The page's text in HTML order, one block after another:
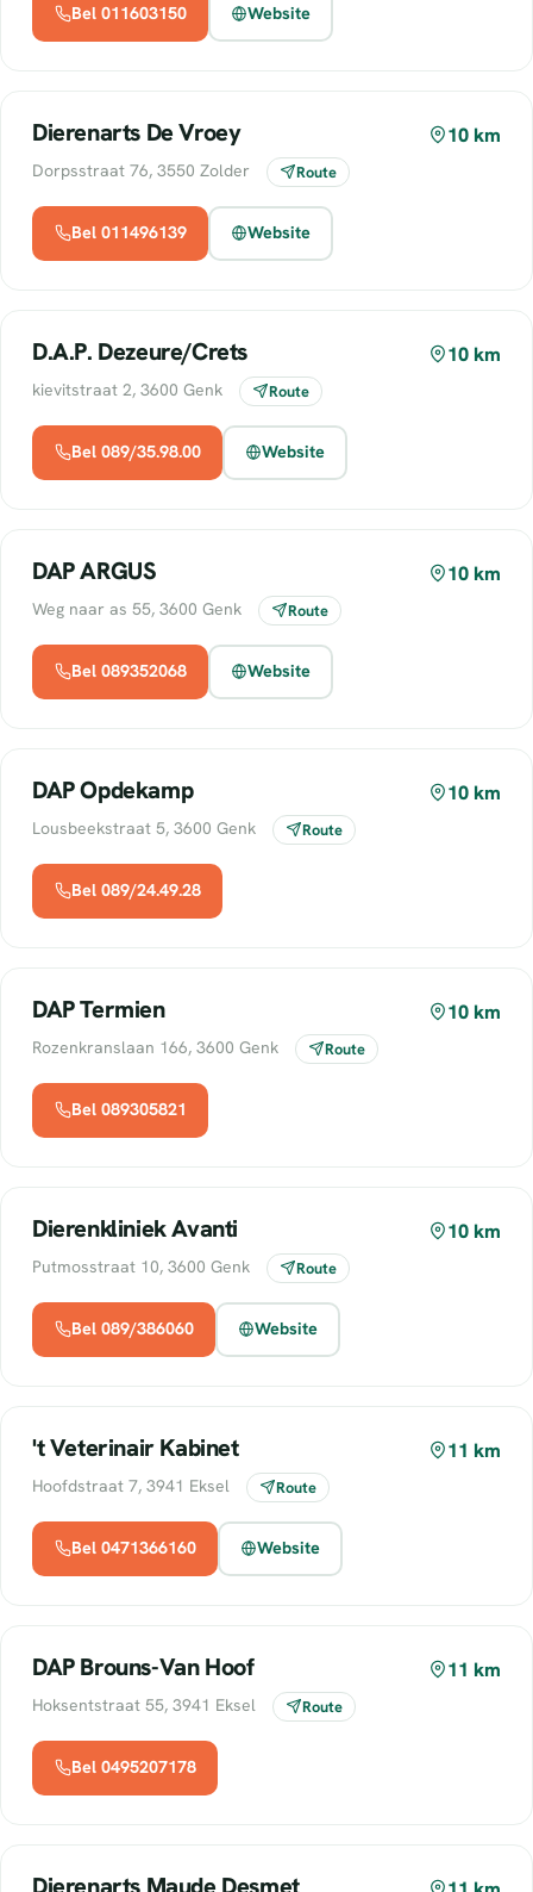
Bel 011603150 Website
Dierenarts De Vroey 10 km
Dorpsstraat 76, 3550 Zolder Route
Bel 011496139 Website
D.A.P. Dezeure/Crets 10 km
kievitstraat 2, 3600 Genk Route
Bel 089/35.98.00 Website
DAP ARGUS 10 km
Weg naar as 55, 3600 Genk Route
Bel 089352068 Website
DAP Opdekamp 10 km
Lousbeekstraat 5, 3600 Genk Route
Bel 089/24.49.28
DAP Termien 10 km
Rozenkranslaan 166, 3600 Genk Route
Bel 089305821
Dierenkliniek Avanti 10 km
Putmosstraat 10, 3600 Genk Route
Bel 089/386060 Website
't Veterinair Kabinet 11 km
Hoofdstraat 7, 3941 Eksel Route
Bel 0471366160 Website
DAP Brouns-Van Hoof 11 km
Hoksentstraat 55, 3941 Eksel Route
Bel 0495207178
Dierenarts Maude Desmet